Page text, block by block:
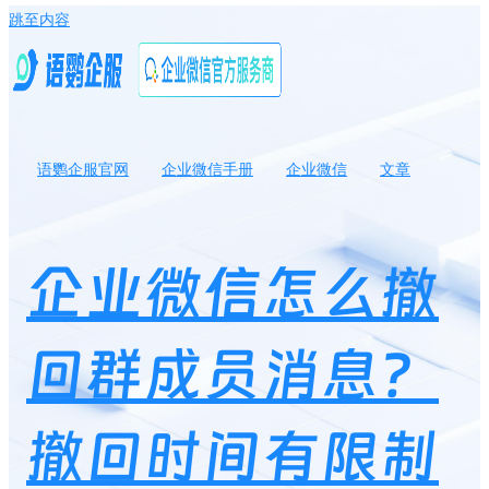
跳至内容
语鹦企服官网 企业微信手册 企业微信
文章
企业微信怎么撤
回群成员消息？
撤回时间有限制